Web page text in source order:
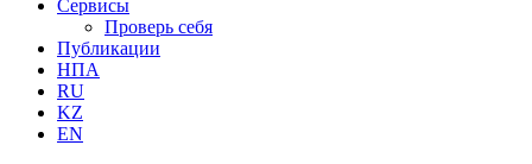
Сервисы
Проверь себя
Публикации
НПА
RU
KZ
EN